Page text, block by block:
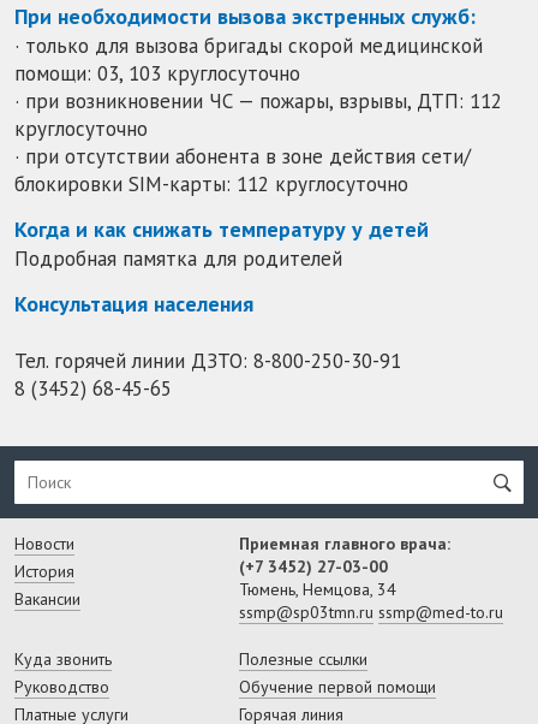
При необходимости вызова экстренных служб:
· только для вызова бригады скорой медицинской
помощи: 03, 103 круглосуточно
· при возникновении ЧС — пожары, взрывы, ДТП: 112
круглосуточно
· при отсутствии абонента в зоне действия сети/
блокировки SIM-карты: 112 круглосуточно
Когда и как снижать температуру у детей
Подробная памятка для родителей
Консультация населения
Тел. горячей линии ДЗТО: 8-800-250-30-91
8 (3452) 68-45-65
Новости
История
Вакансии
Приемная главного врача:
(+7 3452) 27-03-00
Тюмень, Немцова, 34
ssmp@sp03tmn.ru ssmp@med-to.ru
Куда звонить
Руководство
Платные услуги
Полезные ссылки
Обучение первой помощи
Горячая линия